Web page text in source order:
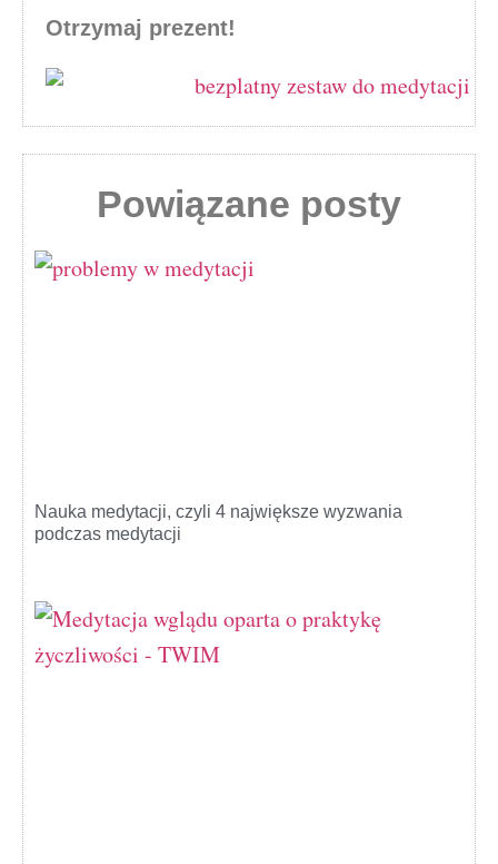
Otrzymaj prezent!
Powiązane posty
Nauka medytacji, czyli 4 największe wyzwania
podczas medytacji